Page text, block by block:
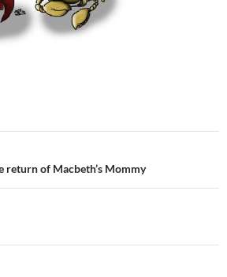
return of Macbeth’s Mommy